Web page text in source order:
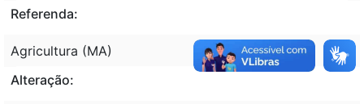
Referenda:
Agricultura (MA)
Alteração: